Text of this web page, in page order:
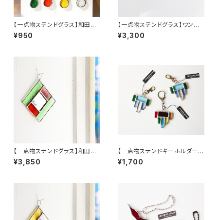
【一点物ステンドグラス】和田良
弘／つりさげひょうたん（長）_ク
リアカラー
¥950
【一点物ステンドグラス】ワンダ
ーおむすびA／和田良弘
¥3,300
【一点物ステンドグラス】和田良
弘／ワンダーミラー（引掛けリン
グ付き）A
¥3,850
【一点物ステンドキーホルダー】
カラフル・ワンダーピース／和田
良弘
¥1,700